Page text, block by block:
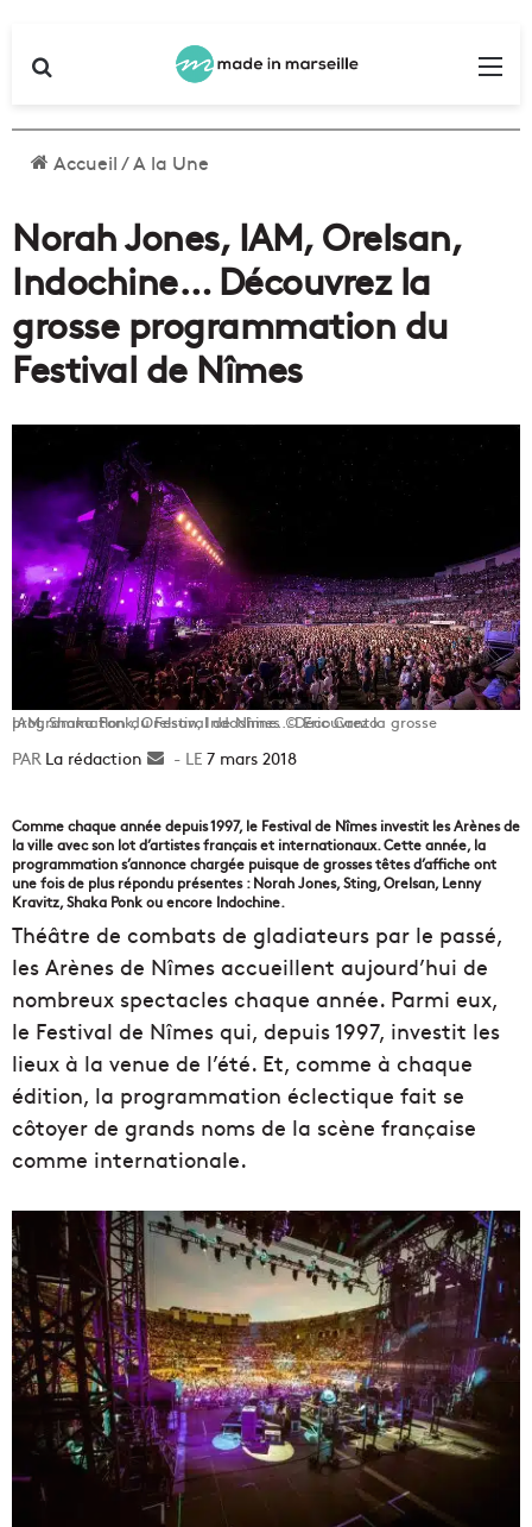
Accueil/A la Une
Norah Jones, IAM, Orelsan,
Indochine… Découvrez la
grosse programmation du
Festival de Nîmes
IAM, Shaka Ponk, Orelsan, Indochine… Découvrez la grosse programmation du Festival de Nîmes © Eric Canto
La rédaction
Envoyer7 mars 2018
Comme chaque année depuis 1997, le Festival de Nîmes investit les Arènes de
la ville avec son lot d’artistes français et internationaux. Cette année, la
programmation s’annonce chargée puisque de grosses têtes d’affiche ont
une fois de plus répondu présentes : Norah Jones, Sting, Orelsan, Lenny
Kravitz, Shaka Ponk ou encore Indochine.
Théâtre de combats de gladiateurs par le passé,
les Arènes de Nîmes accueillent aujourd’hui de
nombreux spectacles chaque année. Parmi eux,
le Festival de Nîmes qui, depuis 1997, investit les
lieux à la venue de l’été. Et, comme à chaque
édition, la programmation éclectique fait se
côtoyer de grands noms de la scène française
comme internationale.